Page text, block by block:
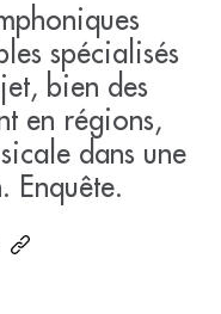
spécialisés
bien des
en régions,
dans une
Enquête.